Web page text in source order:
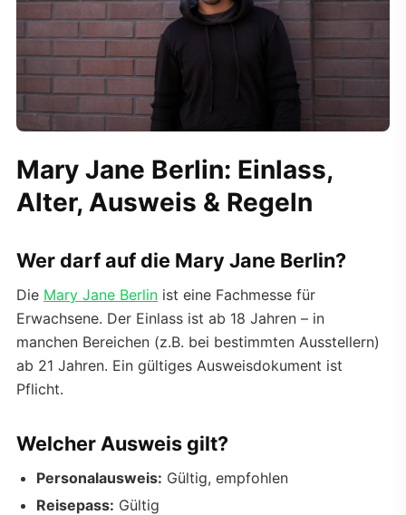
Mary Jane Berlin: Einlass,
Alter, Ausweis & Regeln
Wer darf auf die Mary Jane Berlin?
Die Mary Jane Berlin ist eine Fachmesse für
Erwachsene. Der Einlass ist ab 18 Jahren – in
manchen Bereichen (z.B. bei bestimmten Ausstellern)
ab 21 Jahren. Ein gültiges Ausweisdokument ist
Pflicht.
Welcher Ausweis gilt?
Personalausweis: Gültig, empfohlen
Reisepass: Gültig